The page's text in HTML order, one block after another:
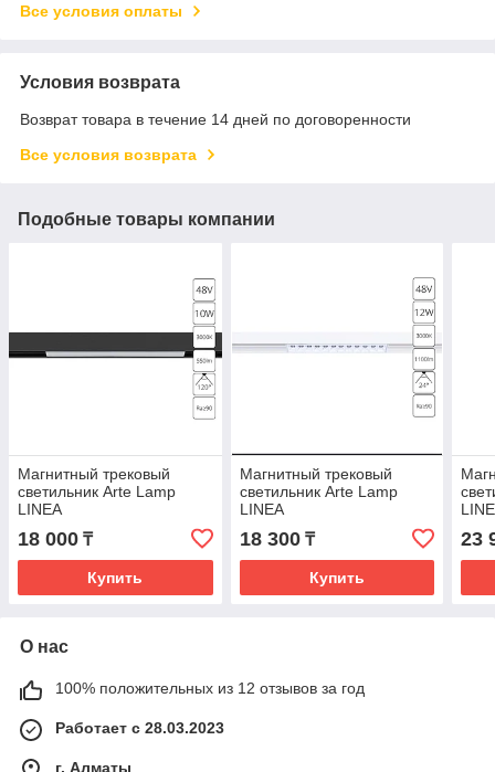
Все условия оплаты
Условия возврата
Возврат товара в течение 14 дней по договоренности
Все условия возврата
Подобные товары компании
Магнитный трековый
светильник Arte Lamp
LINEA
18 000 ₸
Купить
Магнитный трековый
светильник Arte Lamp
LINEA
18 300₸
Купить
23
О нас
100% положительных из 12 отзывов за год
Работает с 28.03.2023
г. Алматы